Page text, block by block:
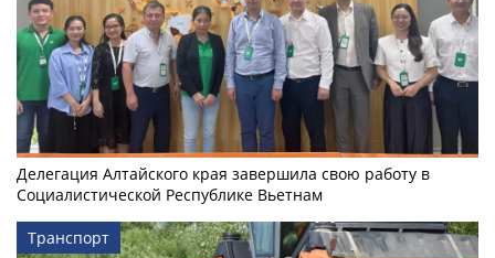
Делегация Алтайского края завершила свою работу в
Социалистической Республике Вьетнам
Транспорт